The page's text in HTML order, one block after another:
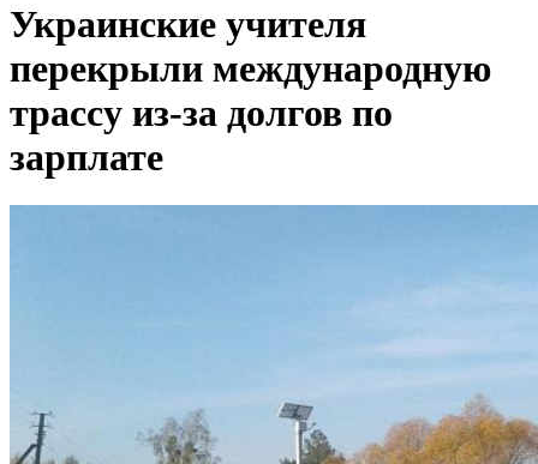
Украинские учителя
перекрыли международную
трассу из-за долгов по
зарплате